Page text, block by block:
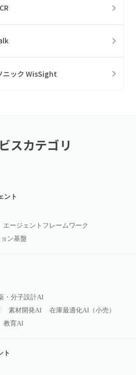
ニック WisSight
スカテゴリ
ント
エージェントフレームワーク
ン基盤
・分子設計AI
素材開発AI
在庫最適化AI（小売）
教育AI
ト